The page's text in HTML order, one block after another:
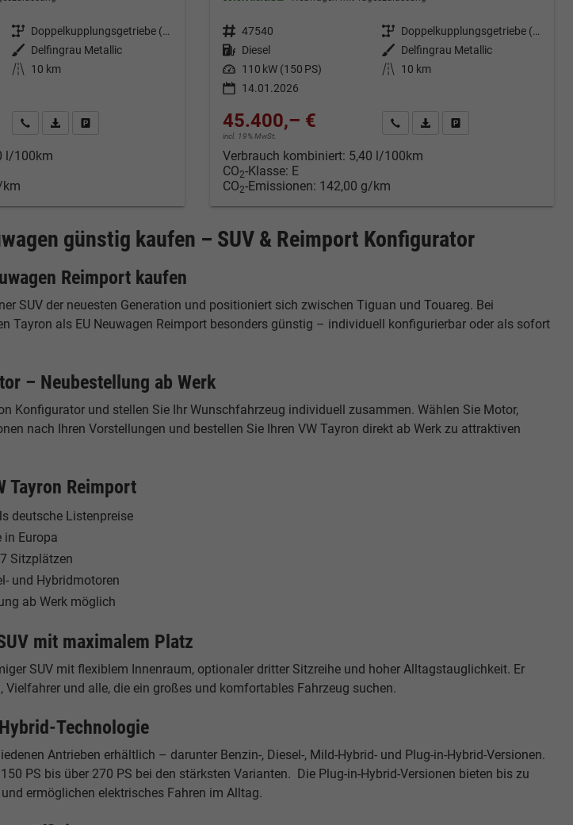
Getriebe
Doppelkupplungsgetriebe (DSG)
Außenfarbe Delfingrau Metallic
Kilometerstand
10 km
Kontakt & Angebot anfordern
PDF-Datei, Fahrzeugexposé drucken
Fahrzeug merken/Expose drucken
l/100km
km
Fahrzeugnr. 47540 Getriebe
Doppelkupplungsgetriebe (DSG)
Kraftstoff Diesel Außenfarbe Delfingrau Metallic
Leistung 110 kW (150 PS) Kilometerstand
10 km
14.01.2026
45.400,– €
incl. 19% MwSt.
Kontakt & Angebot anfordern
PDF-Datei, Fahrzeugexposé
Fahrzeug merken/Expose
Verbrauch kombiniert: 5,40 l/100km
CO2-Klasse: E
CO2-Emissionen: 142,00 g/km
günstig kaufen – SUV & Reimport Konfigurator
Reimport kaufen
SUV der neuesten Generation und positioniert sich zwischen Tiguan und Touareg. Bei
Tayron als EU Neuwagen Reimport besonders günstig – individuell konfigurierbar oder als sofort
– Neubestellung ab Werk
Konfigurator und stellen Sie Ihr Wunschfahrzeug individuell zusammen. Wählen Sie Motor,
nach Ihren Vorstellungen und bestellen Sie Ihren VW Tayron direkt ab Werk zu attraktiven
Tayron Reimport
deutsche Listenpreise
in Europa
Sitzplätzen
und Hybridmotoren
ab Werk möglich
mit maximalem Platz
SUV mit flexiblem Innenraum, optionaler dritter Sitzreihe und hoher Alltagstauglichkeit. Er
und alle, die ein großes und komfortables Fahrzeug suchen.
Technologie
Antrieben erhältlich – darunter Benzin-, Diesel-, Mild-Hybrid- und Plug-in-Hybrid-Versionen.
PS bis über 270 PS bei den stärksten Varianten. Die Plug-in-Hybrid-Versionen bieten bis zu
ermöglichen elektrisches Fahren im Alltag.